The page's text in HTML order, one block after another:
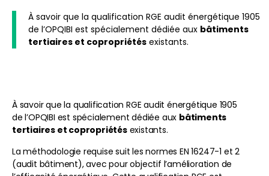
À savoir que la qualification RGE audit énergétique 1905
de l’OPQIBI est spécialement dédiée aux bâtiments
tertiaires et copropriétés existants.
À savoir que la qualification RGE audit énergétique 1905
de l’OPQIBI est spécialement dédiée aux bâtiments
tertiaires et copropriétésexistants.
La méthodologie requise suit les normes EN 16247-1 et 2
(audit bâtiment), avec pour objectif l’amélioration de